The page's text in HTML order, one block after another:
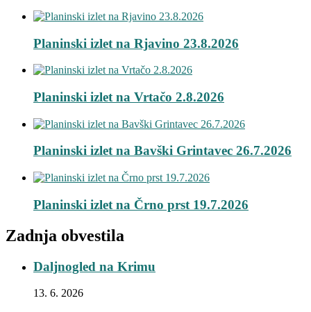
Planinski izlet na Rjavino 23.8.2026
Planinski izlet na Vrtačo 2.8.2026
Planinski izlet na Bavški Grintavec 26.7.2026
Planinski izlet na Črno prst 19.7.2026
Zadnja obvestila
Daljnogled na Krimu
13. 6. 2026